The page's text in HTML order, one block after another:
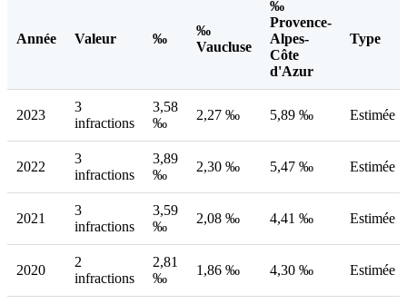
Année Valeur ‰
‰
Vaucluse
‰
Provence-
Alpes-
Côte
d'Azur
Type
2023
3
infractions
3,58
‰
2,27 ‰ 5,89 ‰ Estimée
2022
3
infractions
3,89
‰
2,30 ‰ 5,47 ‰ Estimée
2021
3
infractions
3,59
‰
2,08 ‰ 4,41 ‰ Estimée
2020
2
infractions
2,81
‰
1,86 ‰ 4,30 ‰ Estimée